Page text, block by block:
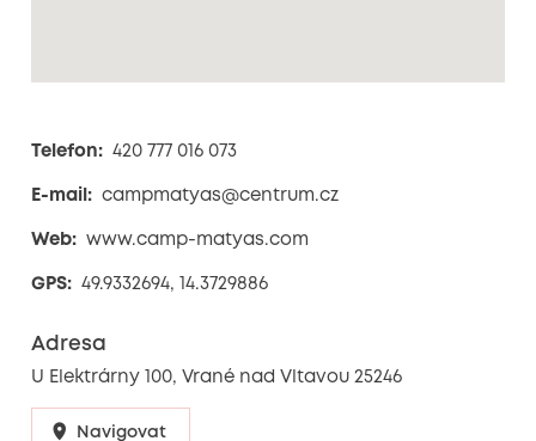
Telefon: 420 777 016 073
E-mail: campmatyas@centrum.cz
Web: www.camp-matyas.com
GPS:49.9332694, 14.3729886
Adresa
U Elektrárny 100, Vrané nad Vltavou 25246
Navigovat